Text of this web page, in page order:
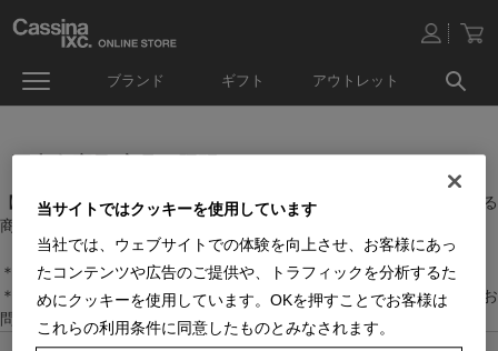
ブランド ギフト アウトレット
【家具・照明】のカテゴリーに属するなかで、日本国内に在庫している
商品です。
＊絞り込み機能で商品検索することができます。
＊全店舗で在庫を共有しておりますので、最新の在庫状況についてはお
問い合わせください。
当サイトではクッキーを使用しています
当社では、ウェブサイトでの体験を向上させ、お客様にあっ
たコンテンツや広告のご提供や、トラフィックを分析するた
めにクッキーを使用しています。OKを押すことでお客様は
これらの利用条件に同意したものとみなされます。